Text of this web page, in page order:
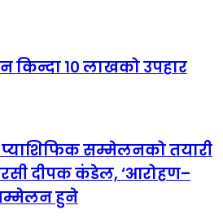
किन्दा १० लाखको उपहार
सम्मेलनको तयारी
दीपक कंडेल, ‘आरोहण–
हुने